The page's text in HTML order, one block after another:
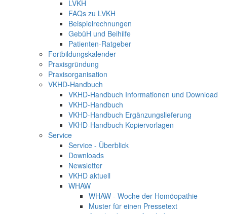
LVKH
FAQs zu LVKH
Beispielrechnungen
GebüH und Beihilfe
Patienten-Ratgeber
Fortbildungskalender
Praxisgründung
Praxisorganisation
VKHD-Handbuch
VKHD-Handbuch Informationen und Download
VKHD-Handbuch
VKHD-Handbuch Ergänzungslieferung
VKHD-Handbuch Kopiervorlagen
Service
Service - Überblick
Downloads
Newsletter
VKHD aktuell
WHAW
WHAW - Woche der Homöopathie
Muster für einen Pressetext